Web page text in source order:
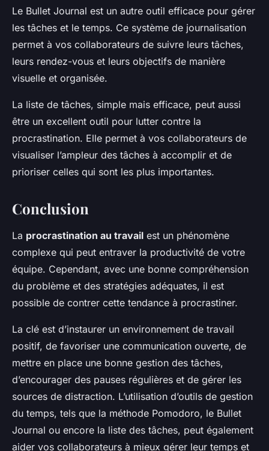
Le Bullet Journal est un autre outil efficace pour gérer
les tâches et le temps. Ce système de journalisation
permet à vos collaborateurs de suivre leurs tâches,
leurs rendez-vous et leurs objectifs de manière
visuelle et organisée.
La liste de tâches, simple mais efficace, peut aussi
être un excellent outil pour lutter contre la
procrastination. Elle permet à vos collaborateurs de
visualiser l’ampleur des tâches à accomplir et de
prioriser celles qui sont les plus importantes.
Conclusion
La procrastination au travail est un phénomène
complexe qui peut entraver la productivité de votre
équipe. Cependant, avec une bonne compréhension
du problème et des stratégies adéquates, il est
possible de contrer cette tendance à procrastiner.
La clé est d’instaurer un environnement de travail
positif, de favoriser une communication ouverte, de
mettre en place une bonne gestion des tâches,
d’encourager des pauses régulières et de gérer les
sources de distraction. L’utilisation d’outils de gestion
du temps, tels que la méthode Pomodoro, le Bullet
Journal ou encore la liste des tâches, peut également
aider vos collaborateurs à mieux gérer leur temps et